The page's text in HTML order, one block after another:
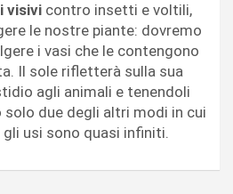
visivi contro insetti e voltili,
le nostre piante: dovremo
i vasi che le contengono
Il sole rifletterà sulla sua
agli animali e tenendoli
due degli altri modi in cui
usi sono quasi infiniti.